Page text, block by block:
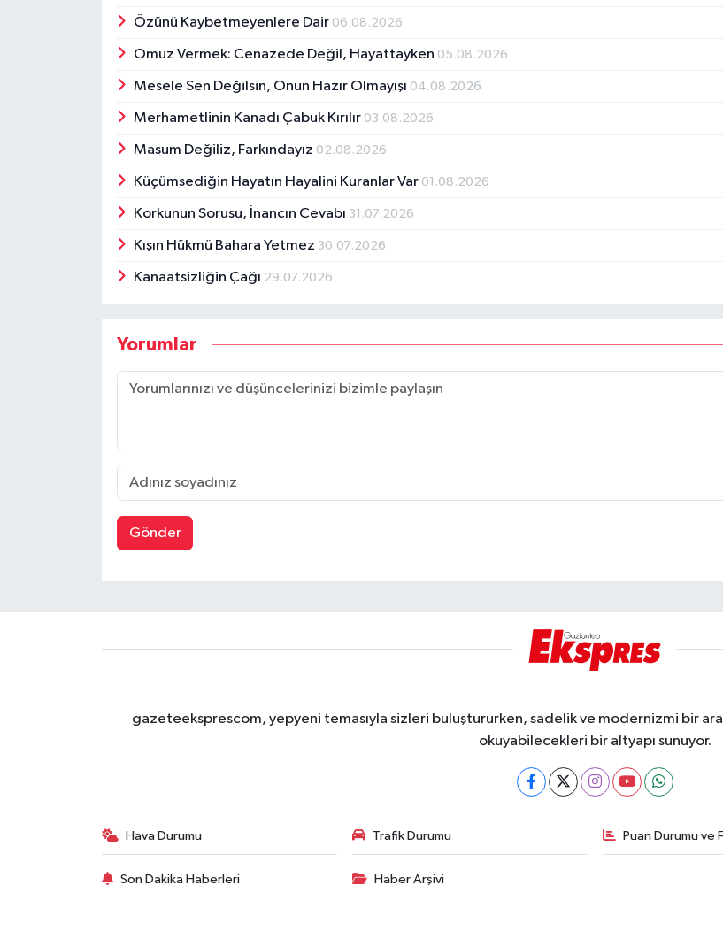
Özünü Kaybetmeyenlere Dair 06.08.2026
Omuz Vermek: Cenazede Değil, Hayattayken 05.08.2026
Mesele Sen Değilsin, Onun Hazır Olmayışı 04.08.2026
Merhametlinin Kanadı Çabuk Kırılır 03.08.2026
Masum Değiliz, Farkındayız 02.08.2026
Küçümsediğin Hayatın Hayalini Kuranlar Var 01.08.2026
Korkunun Sorusu, İnancın Cevabı 31.07.2026
Kışın Hükmü Bahara Yetmez 30.07.2026
Kanaatsizliğin Çağı 29.07.2026
Yorumlar
Gönder
gazeteeksprescom, yepyeni temasıyla sizleri buluştururken, sadelik ve modernizmi bir
okuyabilecekleri bir altyapı sunuyor.
Hava Durumu Trafik Durumu Puan Durumu ve
Son Dakika Haberleri Haber Arşivi